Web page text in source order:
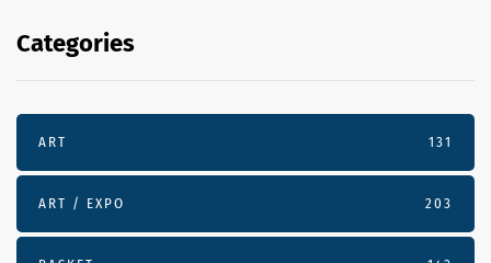
Categories
ART 131
ART / EXPO 203